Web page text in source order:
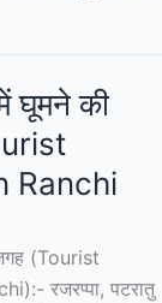
घूमने की
Ranchi
(Tourist
रजरप्पा, पटरातु